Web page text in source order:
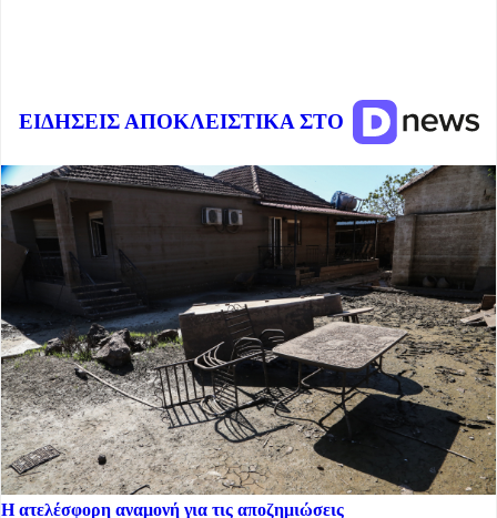
ΕΙΔΗΣΕΙΣ ΑΠΟΚΛΕΙΣΤΙΚΑ ΣΤΟ
Η ατελέσφορη αναμονή για τις αποζημιώσεις